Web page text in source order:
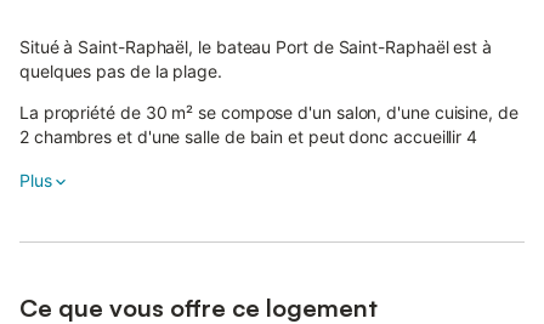
Situé à Saint-Raphaël, le bateau Port de Saint-Raphaël est à
quelques pas de la plage.
La propriété de 30 m² se compose d'un salon, d'une cuisine, de
2 chambres et d'une salle de bain et peut donc accueillir 4
Ce logement n'offre pas : Wi-Fi et la climatisation.
privée pour des soirées de détente.
Plus
Ce que vous offre ce logement